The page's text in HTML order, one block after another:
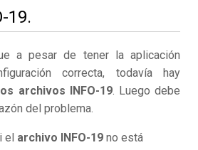
19.
a pesar de tener la aplicación
correcta, todavía hay
archivos INFO-19. Luego debe
del problema.
el archivo INFO-19 no está